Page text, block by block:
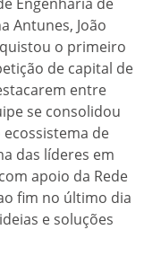
Antunes, João
o primeiro
de capital de
entre
se consolidou
de
das líderes em
apoio da Rede
fim no último dia
e soluções